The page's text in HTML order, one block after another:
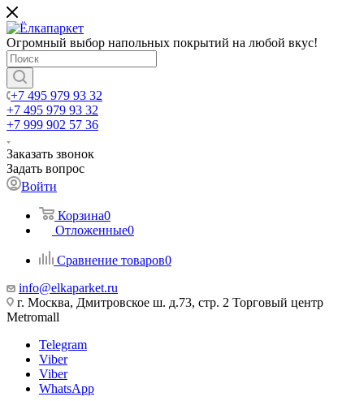
Огромный выбор напольных покрытий на любой вкус!
+7 495 979 93 32
+7 495 979 93 32
+7 999 902 57 36
Заказать звонок
Задать вопрос
Войти
Корзина0
Отложенные0
Сравнение товаров0
info@elkaparket.ru
г. Москва, Дмитровское ш. д.73, стр. 2 Торговый центр
Metromall
Telegram
Viber
Viber
WhatsApp